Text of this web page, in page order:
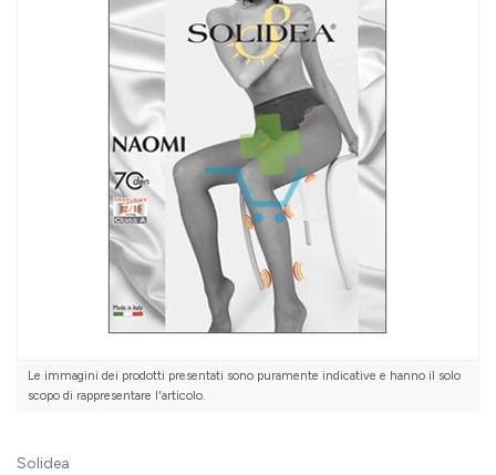
Le immagini dei prodotti presentati sono puramente indicative e hanno il solo
scopo di rappresentare l'articolo.
Solidea